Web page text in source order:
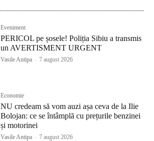
Eveniment
PERICOL pe șosele! Poliția Sibiu a transmis
un AVERTISMENT URGENT
Vasile Antipa - 7 august 2026
Economie
NU credeam să vom auzi așa ceva de la Ilie
Bolojan: ce se întâmplă cu prețurile benzinei
și motorinei
Vasile Antipa - 7 august 2026